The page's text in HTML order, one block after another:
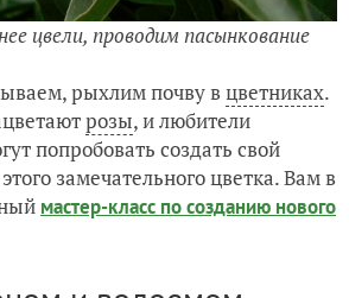
цвели, проводим пасынкование
рыхлим почву вцветниках.
розы, и любители
попробовать создать свой
замечательного цветка. Вам в
мастер-класс по созданию нового